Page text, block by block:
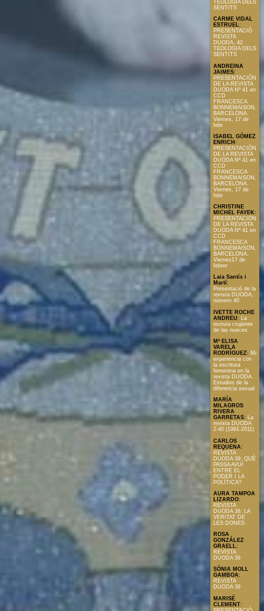
TEOLOGIA DELS
SENTITS
CARME VIDAL
ESTRUEL:
PRESENTACIÓ
REVISTA
DUODA, 42
TEOLOGIA DELS
SENTITS
ANDREINA
JAIMES:
PRESENTACIÓN
DE LA REVISTA
DUODA Nº 41 en
CCD
FRANCESCA
BONNEMAISON,
BARCELONA.
Viernes, 17 de
febr
ISABEL GÓMEZ
ENRICH :
PRESENTACIÓN
DE LA REVISTA
DUODA Nº 41 en
CCD
FRANCESCA
BONNEMAISON,
BARCELONA.
Viernes, 17 de
febr
CHRISTINE
MICHEL FAYEK:
PRESENTACIÓN
DE LA REVISTA
DUODA Nº 41 en
CCD
FRANCESCA
BONNEMAISON,
BARCELONA.
Viernes17 de
febrer
Laia Santís i
Martí:
Presentació de la
revista DUODA,
número 40
IVETTE ROCHE
ANDREU:
La
textura crujiente
de las nueces
Mª ELISA
VARELA
RODRÍGUEZ: Mi
experiencia con
la escritura
femenina en la
revista DUODA.
Estudios de la
diferencia sexual
MARÍA
MILAGROS
RIVERA
GARRETAS: La
revista DUODA
2-40 (1991-2011)
CARLOS
REQUENA:
REVISTA
DUODA 39: QUÈ
PASSA AVUÍ
ENTRE EL
PODER I LA
POLÍTICA?
AURA TAMPOA
LIZARDO:
REVISTA
DUODA 38: LA
VERITAT DE
LES DONES
ROSA
GONZÁLEZ
GRAELL:
REVISTA
DUODA 39
SÒNIA MOLL
GAMBOA:
REVISTA
DUODA 39
MARISÉ
CLEMENT: